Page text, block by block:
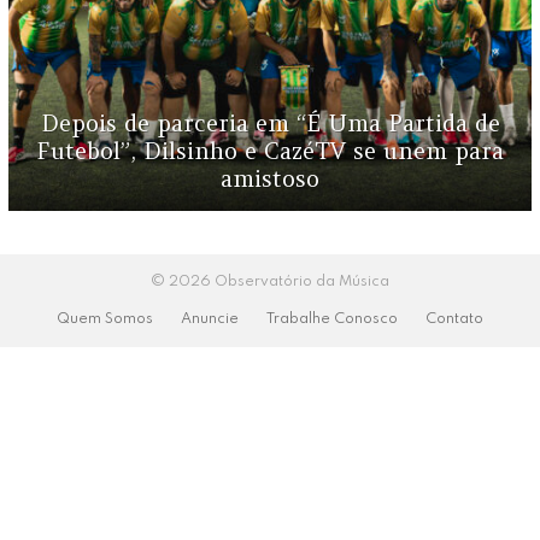
Depois de parceria em “É Uma Partida de
Futebol”, Dilsinho e CazéTV se unem para
amistoso
© 2026 Observatório da Música
Quem Somos Anuncie Trabalhe Conosco Contato